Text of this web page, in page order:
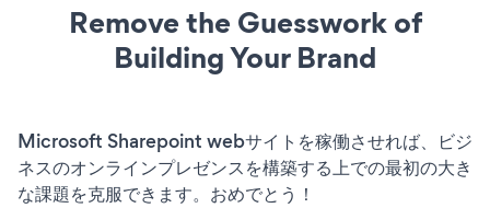
Remove the Guesswork of
Building Your Brand
Microsoft Sharepoint webサイトを稼働させれば、ビジ
ネスのオンラインプレゼンスを構築する上での最初の大き
な課題を克服できます。おめでとう！